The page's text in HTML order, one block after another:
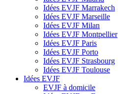
Idées EVJF Marrakech
Idées EVJF Marseille
Idées EVJF Milan
Idées EVJF Montpellier
Idées EVJF Paris
Idées EVJF Porto
Idées EVJF Strasbourg
Idées EVJF Toulouse
Idées EVJF
EVJF à domicile